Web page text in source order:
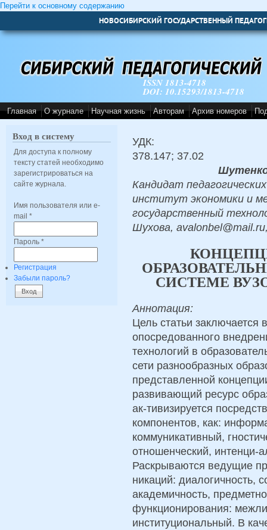
Перейти к основному содержанию
НОВОСИБИРСКИЙ ГОСУДАРСТВЕННЫЙ
ISSN 1813-4718
DOI: 10.15293/1813-4718
Главная О журнале Научная жизнь Авторам Архив номеров
Вход в систему
Для доступа к полному
тексту статей необходимо
зарегистрироваться на
сайте журнала.
Имя пользователя или e-
mail *
Пароль *
Регистрация
Забыли пароль?
УДК:
378.147; 37.02
Кандидат
институт экономики и
государственный
Шухова,
СИСТЕМЕ
Аннотация:
Цель статьи заключается
опосредованного
технологий в
сети разнообразных
представленной
развивающий ресурс
ак-тивизируется
компонентов, как:
коммуникативный,
отношенческий, интенци-
Раскрываются ведущие
никаций: диалогичность,
академичность,
функционирования:
институциональный. В